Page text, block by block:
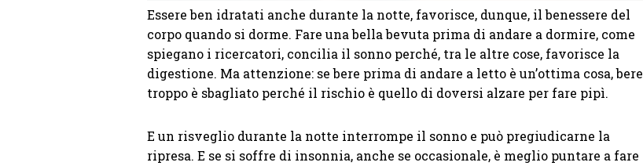
Essere ben idratati anche durante la notte, favorisce, dunque, il benessere del
corpo quando si dorme. Fare una bella bevuta prima di andare a dormire, come
spiegano i ricercatori, concilia il sonno perché, tra le altre cose, favorisce la
digestione. Ma attenzione: se bere prima di andare a letto è un’ottima cosa, bere
troppo è sbagliato perché il rischio è quello di doversi alzare per fare pipì.
E un risveglio durante la notte interrompe il sonno e può pregiudicarne la
ripresa. E se si soffre di insonnia, anche se occasionale, è meglio puntare a fare